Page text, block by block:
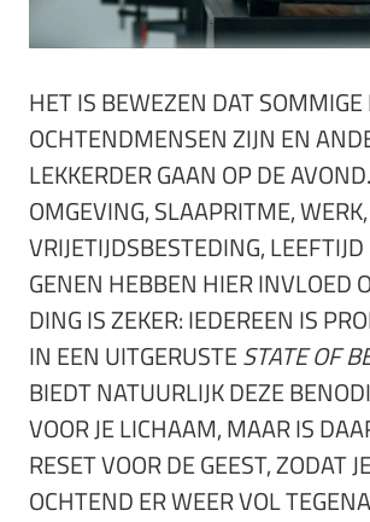
HET IS BEWEZEN DAT
OCHTENDMENSEN ZIJN EN
LEKKERDER GAAN OP DE
OMGEVING, SLAAPRITME, WERK,
VRIJETIJDSBESTEDING,
GENEN HEBBEN HIER INVLOED
DING IS ZEKER: IEDEREEN IS
IN EEN UITGERUSTESTATE OF
BIEDT NATUURLIJK DEZE
VOOR JE LICHAAM, MAAR IS
RESET VOOR DE GEEST, ZODAT
OCHTEND ER WEER VOL